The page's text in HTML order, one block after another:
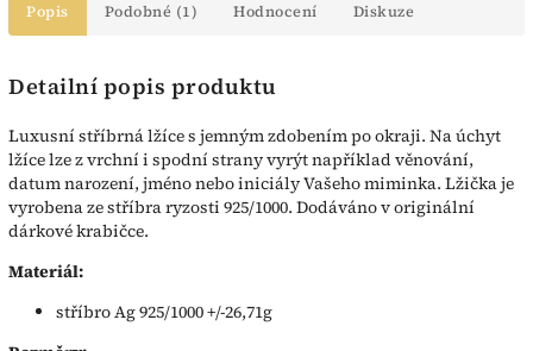
Popis Podobné (1) Hodnocení Diskuze
Detailní popis produktu
Luxusní stříbrná lžíce s jemným zdobením po okraji. Na úchyt
lžíce lze z vrchní i spodní strany vyrýt například věnování,
datum narození, jméno nebo iniciály Vašeho miminka. Lžička je
vyrobena ze stříbra ryzosti 925/1000. Dodáváno v originální
dárkové krabičce.
Materiál:
stříbro Ag 925/1000 +/-26,71g